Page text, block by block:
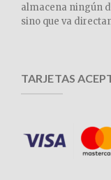
almacena ningún
sino que va
TARJETAS